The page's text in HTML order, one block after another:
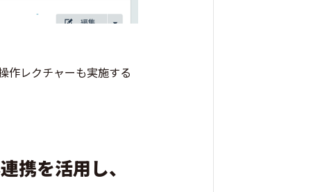
作レクチャーも実施する
携を活用し、